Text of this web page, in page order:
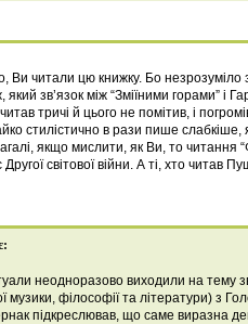
читали цю книжку. Бо незрозуміло
зв’язок між “Зміїними горами” і
тричі й цього не помітив, і
стилістично в рази пише слабкіше,
якщо мислити, як Ви, то читання
світової війни. А ті, хто читав
неодноразово виходили на тему
музики, філософії та літератури) з
підкреслював, що саме виразна